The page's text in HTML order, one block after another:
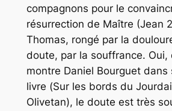
compagnons pour le
résurrection de Maître (Jean
Thomas, rongé par la
doute, par la souffrance. Oui,
montre Daniel Bourguet dans
livre (Sur les bords du
Olivetan), le doute est très